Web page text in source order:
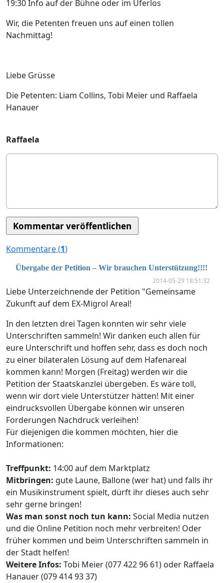
19:30 Info auf der Bühne oder im Uferlos
Wir, die Petenten freuen uns auf einen tollen
Nachmittag!
Liebe Grüsse
Die Petenten: Liam Collins, Tobi Meier und Raffaela
Hanauer
Raffaela
Kommentare (1)
Übergabe der Petition – Wir brauchen Unterstützung!!!!
2014-05-29 18:51:32
Liebe Unterzeichnende der Petition "Gemeinsame
Zukunft auf dem EX-Migrol Areal!
In den letzten drei Tagen konnten wir sehr viele
Unterschriften sammeln! Wir danken euch allen für
eure Unterschrift und hoffen sehr, dass es doch noch
zu einer bilateralen Lösung auf dem Hafenareal
kommen kann! Morgen (Freitag) werden wir die
Petition der Staatskanzlei übergeben. Es wäre toll,
wenn wir dort viele Unterstützer hätten! Mit einer
eindrucksvollen Übergabe können wir unseren
Forderungen Nachdruck verleihen!
Für diejenigen die kommen möchten, hier die
Informationen:
Treffpunkt: 14:00 auf dem Marktplatz
Mitbringen: gute Laune, Ballone (wer hat) und falls ihr
ein Musikinstrument spielt, dürft ihr dieses auch sehr
sehr gerne bringen!
Was man sonst noch tun kann: Social Media nutzen
und die Online Petition noch mehr verbreiten! Oder
früher kommen und beim Unterschriften sammeln in
der Stadt helfen!
Weitere Infos: Tobi Meier (077 422 96 61) oder Raffaela
Hanauer (079 414 93 37)